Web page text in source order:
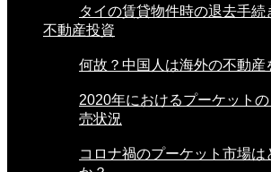
タイの賃貸物件時の退去手続
不動産投資
何故？中国人は海外の不動産
2020年におけるプーケット
売状況
コロナ禍のプーケット市場